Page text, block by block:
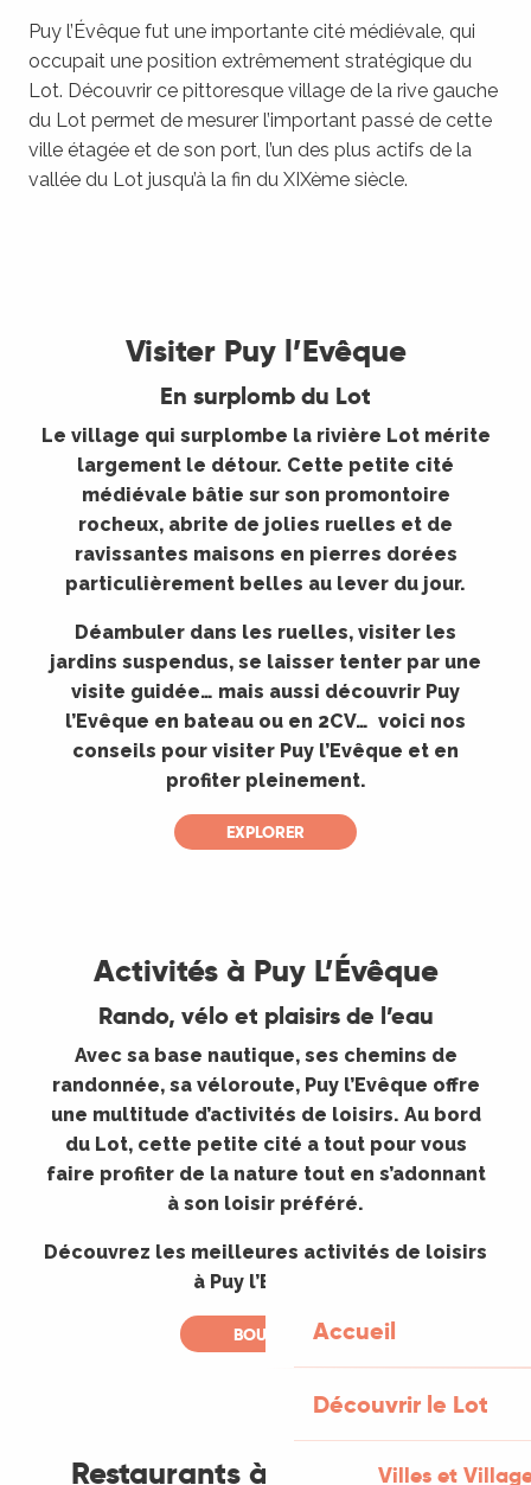
Accueil
Découvrir le Lot
Villes et
Puy l’Évêque fut une importante cité médiévale, qui
occupait une position extrêmement stratégique du
Lot. Découvrir ce pittoresque village de la rive gauche
du Lot permet de mesurer l’important passé de cette
ville étagée et de son port, l’un des plus actifs de la
vallée du Lot jusqu’à la fin du XIXème siècle.
Visiter Puy l’Evêque
En surplomb du Lot
Le village qui surplombe la rivière Lot mérite
largement le détour. Cette petite cité
médiévale bâtie sur son promontoire
rocheux, abrite de jolies ruelles et de
ravissantes maisons en pierres dorées
particulièrement belles au lever du jour.
Déambuler dans les ruelles, visiter les
jardins suspendus, se laisser tenter par une
visite guidée… mais aussi découvrir Puy
l’Evêque en bateau ou en 2CV… voici nos
conseils pour visiter Puy l’Evêque et en
profiter pleinement.
EXPLORER
Activités à Puy L’Évêque
Rando, vélo et plaisirs de l’eau
Avec sa base nautique, ses chemins de
randonnée, sa véloroute, Puy l’Evêque offre
une multitude d’activités de loisirs. Au bord
du Lot, cette petite cité a tout pour vous
faire profiter de la nature tout en s’adonnant
à son loisir préféré.
Découvrez les meilleures activités de loisirs
à Puy l’Evêque.
BOUGER
Restaurants à Puy L’Evêque